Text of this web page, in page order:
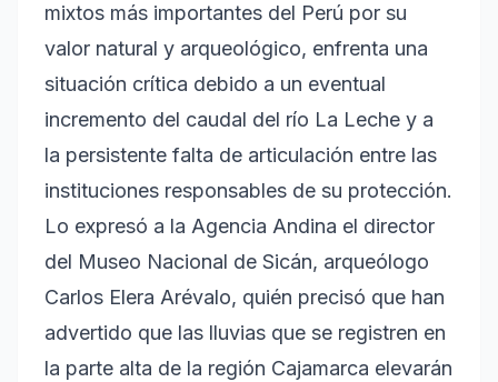
mixtos más importantes del Perú por su
valor natural y arqueológico, enfrenta una
situación crítica debido a un eventual
incremento del caudal del río La Leche y a
la persistente falta de articulación entre las
instituciones responsables de su protección.
Lo expresó a la Agencia Andina el director
del Museo Nacional de Sicán, arqueólogo
Carlos Elera Arévalo, quién precisó que han
advertido que las lluvias que se registren en
la parte alta de la región Cajamarca elevarán